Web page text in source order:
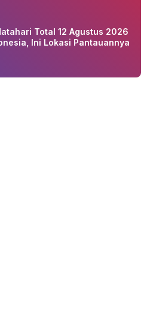
Total 12 Agustus 2026
Ini Lokasi Pantauannya